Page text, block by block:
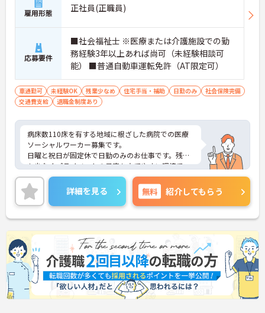
雇用形態 正社員(正職員)
応募要件
■社会福祉士 ※医療または介護施設での勤
務経験3年以上あれば尚可（未経験相談可
能） ■普通自動車運転免許（AT限定可）
車通勤可 未経験OK 残業少なめ 住宅手当・補助 日勤のみ
社会保険完備
交通費支給
退職金制度あり
病床数110床を有する地域に根ざした病院での医療
ソーシャルワーカー募集です。
日曜と祝日が固定休で日勤のみのお仕事です。残業
も少なくプライベートの予定も立てやすい環境で
す。
資格や経験を活かして活躍したい方にオススメの求
人です。
ご興味ある方には、面接のポイントなど、さらに詳
細をお話致しますのでお気軽にご相談ください。
詳細を見る 無料 紹介してもらう